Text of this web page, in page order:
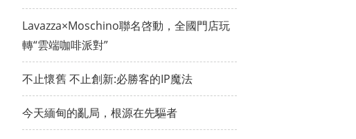
Lavazza×Moschino聯名啓動，全國門店玩
轉“雲端咖啡派對”
不止懷舊 不止創新:必勝客的IP魔法
今天緬甸的亂局，根源在先驅者